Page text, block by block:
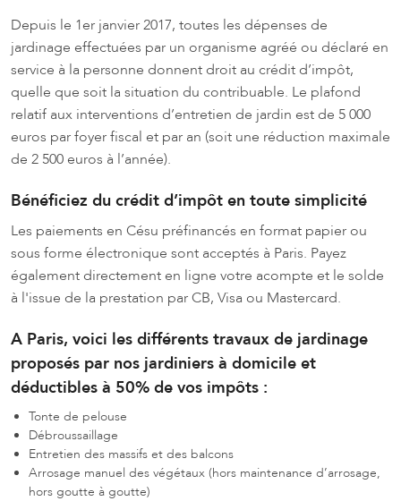
Depuis le 1er janvier 2017, toutes les dépenses de
jardinage effectuées par un organisme agréé ou déclaré en
service à la personne donnent droit au crédit d’impôt,
quelle que soit la situation du contribuable. Le plafond
relatif aux interventions d’entretien de jardin est de 5 000
euros par foyer fiscal et par an (soit une réduction maximale
de 2 500 euros à l’année).
Bénéficiez du crédit d’impôt en toute simplicité
Les paiements en Césu préfinancés en format papier ou
sous forme électronique sont acceptés à Paris. Payez
également directement en ligne votre acompte et le solde
à l'issue de la prestation par CB, Visa ou Mastercard.
A Paris, voici les différents travaux de jardinage
proposés par nos jardiniers à domicile et
déductibles à 50% de vos impôts :
Tonte de pelouse
Débroussaillage
Entretien des massifs et des balcons
Arrosage manuel des végétaux (hors maintenance d’arrosage,
hors goutte à goutte)